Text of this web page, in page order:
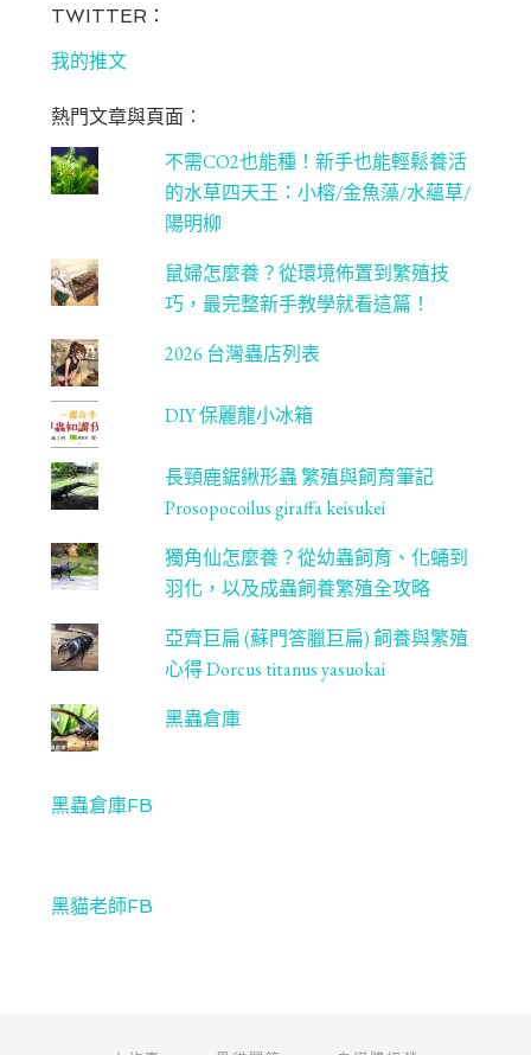
bo
ok
ag
m
C
ha
n
ne
l
TWITTER：
我的推文
熱門文章與頁面︰
不需CO2也能種！新手也能輕鬆養活
的水草四天王：小榕/金魚藻/水蘊草/
陽明柳
鼠婦怎麼養？從環境佈置到繁殖技
巧，最完整新手教學就看這篇！
2026 台灣蟲店列表
DIY 保麗龍小冰箱
長頸鹿鋸鍬形蟲 繁殖與飼育筆記
Prosopocoilus giraffa keisukei
獨角仙怎麼養？從幼蟲飼育、化蛹到
羽化，以及成蟲飼養繁殖全攻略
亞齊巨扁 (蘇門答臘巨扁) 飼養與繁殖
心得 Dorcus titanus yasuokai
黑蟲倉庫
黑蟲倉庫FB
黑貓老師FB